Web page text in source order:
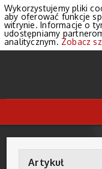
Artykuł
Wykorzystujemy pliki
aby oferować funkcje
witrynie. Informacje o
udostępniamy
analitycznym. Zobacz